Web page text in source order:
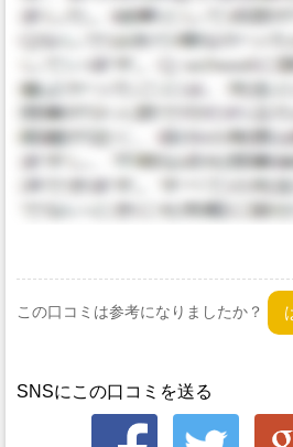
この口コミは参考になりましたか？
SNSにこの口コミを送る